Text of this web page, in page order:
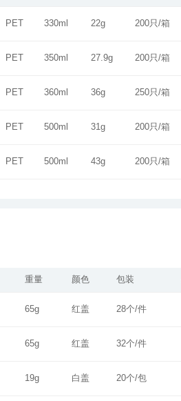
PET 330ml 22g 200只/箱
PET 350ml 27.9g 200只/箱
PET 360ml 36g 250只/箱
PET 500ml 31g 200只/箱
PET 500ml 43g 200只/箱
重量 颜色 包装
65g 红盖 28个/件
65g 红盖 32个/件
19g 白盖 20个/包